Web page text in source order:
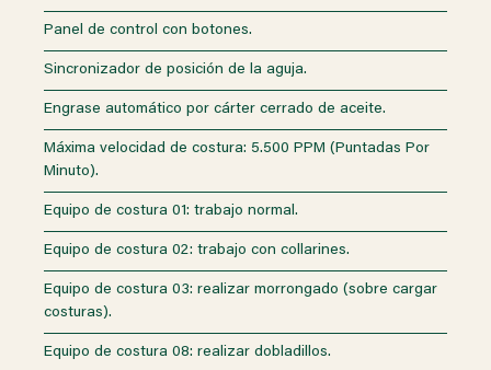
Panel de control con botones.
Sincronizador de posición de la aguja.
Engrase automático por cárter cerrado de aceite.
Máxima velocidad de costura: 5.500 PPM (Puntadas Por
Minuto).
Equipo de costura 01: trabajo normal.
Equipo de costura 02: trabajo con collarines.
Equipo de costura 03: realizar morrongado (sobre cargar
costuras).
Equipo de costura 08: realizar dobladillos.